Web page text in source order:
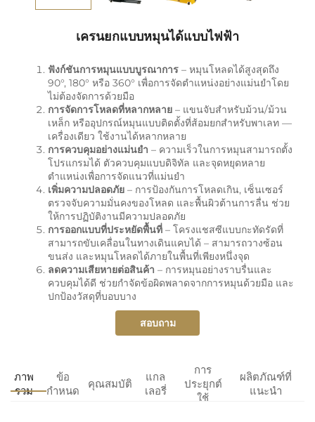
เครนยกแบบหมุนได้แบบไฟฟ้า
ฟังก์ชันการหมุนแบบบูรณาการ – หมุนโหลดได้สูงสุดถึง
90°, 180° หรือ 360° เพื่อการจัดตำแหน่งอย่างแม่นยำโดย
ไม่ต้องจัดการด้วยมือ
การจัดการโหลดที่หลากหลาย – แขนจับสำหรับม้วน/ม้วน
เหล็ก หรืออุปกรณ์หมุนแบบติดตั้งที่ส้อมยกสำหรับพาเลท —
เครื่องเดียว ใช้งานได้หลากหลาย
การควบคุมอย่างแม่นยํา – ความเร็วในการหมุนสามารถตั้ง
โปรแกรมได้ ตัวควบคุมแบบดิจิทัล และจุดหยุดหลาย
ตำแหน่งเพื่อการจัดแนวที่แม่นยำ
เพิ่มความปลอดภัย – การป้องกันการโหลดเกิน, เซ็นเซอร์
ตรวจจับความมั่นคงของโหลด และพื้นผิวต้านการลื่น ช่วย
ให้การปฏิบัติงานมีความปลอดภัย
การออกแบบที่ประหยัดพื้นที่ – โครงแชสซีแบบกะทัดรัดที่
สามารถขับเคลื่อนในทางเดินแคบได้ – สามารถวางซ้อน
ขนส่ง และหมุนโหลดได้ภายในพื้นที่เพียงหนึ่งจุด
ลดความเสียหายต่อสินค้า – การหมุนอย่างราบรื่นและ
ควบคุมได้ดี ช่วยกำจัดข้อผิดพลาดจากการหมุนด้วยมือ และ
ปกป้องวัสดุที่บอบบาง
สอบถาม
ภาพ
รวม
ข้อ
กำหนด
คุณสมบัติ
แกล
เลอรี่
การ
ประยุกต์
ใช้
ผลิตภัณฑ์ที่
แนะนำ